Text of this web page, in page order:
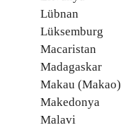
Lübnan
Lüksemburg
Macaristan
Madagaskar
Makau (Makao)
Makedonya
Malavi